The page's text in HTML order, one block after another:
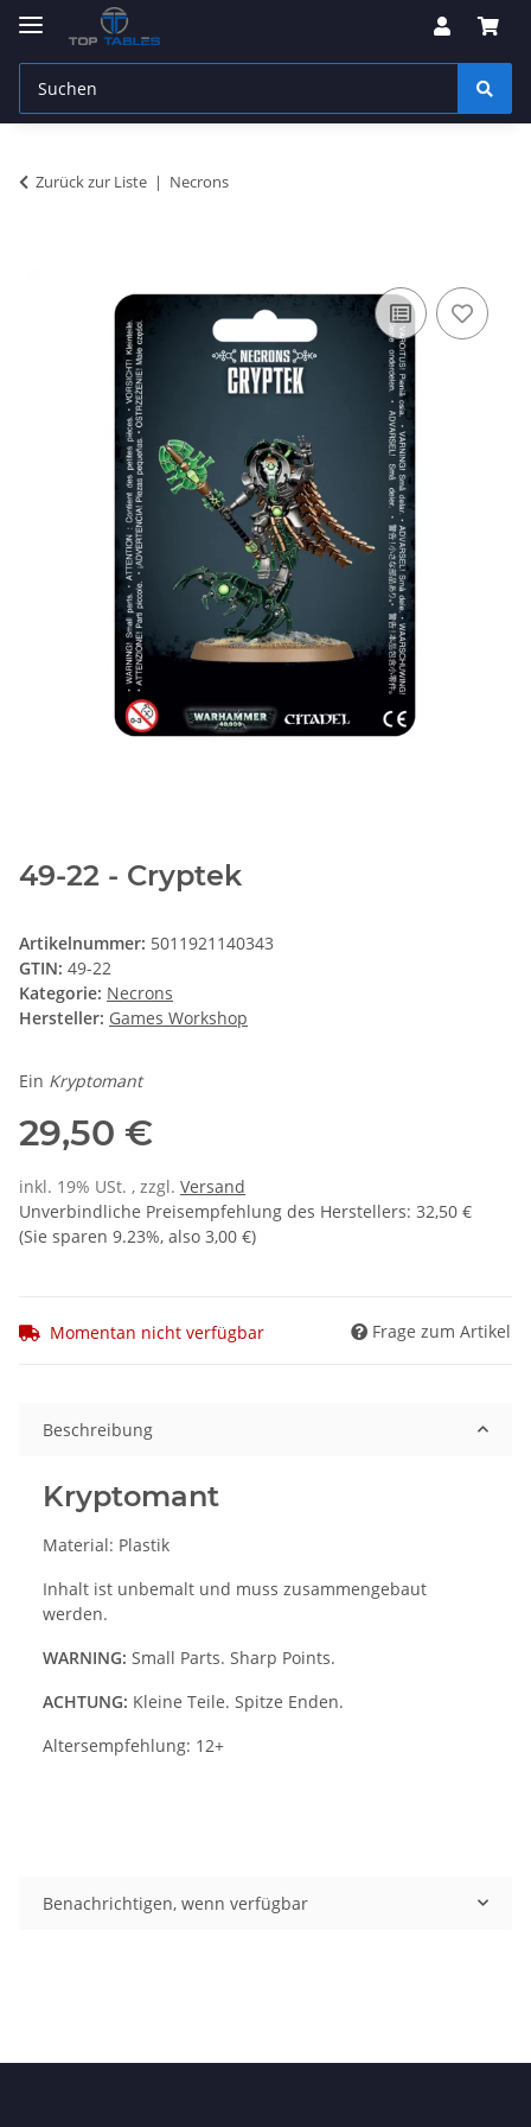
Zurück zur Liste Necrons
49-22 - Cryptek
Artikelnummer: 5011921140343
GTIN: 49-22
Kategorie: Necrons
Hersteller: Games Workshop
Ein Kryptomant
29,50 €
inkl. 19% USt. , zzgl. Versand
Unverbindliche Preisempfehlung des Herstellers: 32,50 €
(Sie sparen 9.23%, also 3,00 €)
Momentan nicht verfügbar Frage zum Artikel
Beschreibung
Kryptomant
Material: Plastik
Inhalt ist unbemalt und muss zusammengebaut
werden.
WARNING: Small Parts. Sharp Points.
ACHTUNG: Kleine Teile. Spitze Enden.
Altersempfehlung: 12+
Benachrichtigen, wenn verfügbar